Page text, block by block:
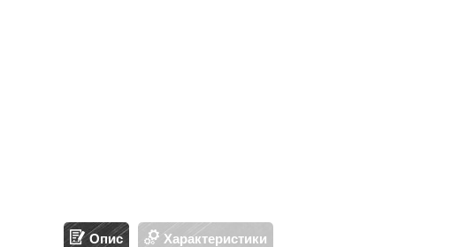
Опис Характеристики